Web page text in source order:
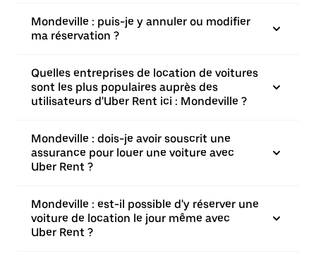
Mondeville : puis-je y annuler ou modifier
ma réservation ?
Quelles entreprises de location de voitures
sont les plus populaires auprès des
utilisateurs d'Uber Rent ici : Mondeville ?
Mondeville : dois-je avoir souscrit une
assurance pour louer une voiture avec
Uber Rent ?
Mondeville : est-il possible d'y réserver une
voiture de location le jour même avec
Uber Rent ?